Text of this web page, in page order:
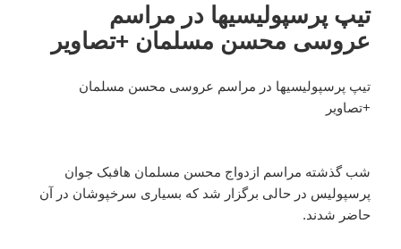
تیپ پرسپولیسیها در مراسم
عروسی محسن مسلمان +تصاویر
تیپ پرسپولیسیها در مراسم عروسی محسن مسلمان
+تصاویر
شب گذشته مراسم ازدواج محسن مسلمان هافبک جوان
پرسپولیس در حالی برگزار شد که بسیاری سرخپوشان در آن
حاضر شدند.